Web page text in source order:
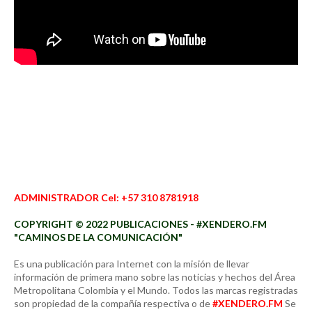
ADMINISTRADOR Cel: +57 310 8781918
COPYRIGHT © 2022 PUBLICACIONES - #XENDERO.FM
"CAMINOS DE LA COMUNICACIÓN"
Es una publicación para Internet con la misión de llevar
información de primera mano sobre las noticias y hechos del Área
Metropolitana Colombia y el Mundo. Todos las marcas registradas
son propiedad de la compañía respectiva o de#XENDERO.FM Se